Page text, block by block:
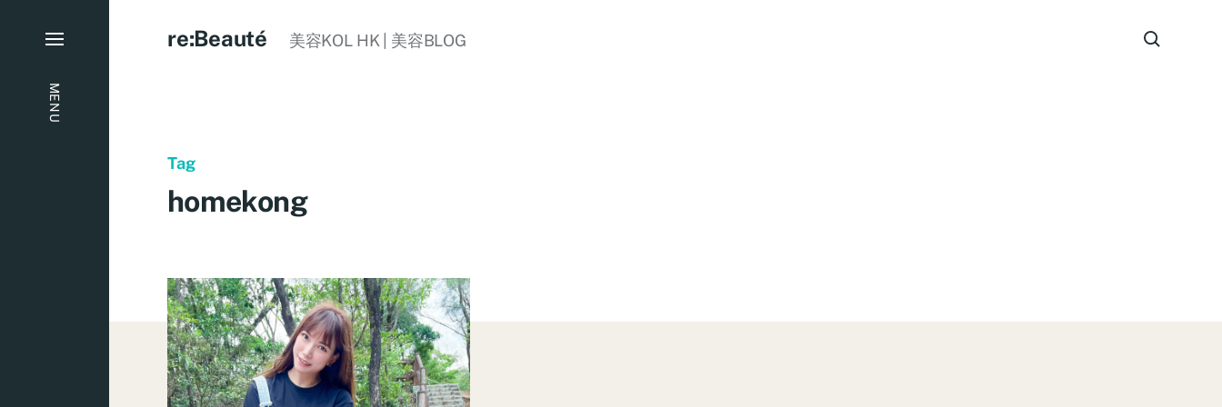
MENU
re:Beauté 美容KOL HK | 美容BLOG
Tag
homekong